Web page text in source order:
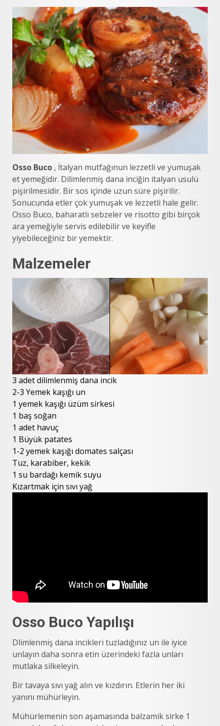
Osso Buco , İtalyan mutfağınun lezzetli ve yumuşak
et yemeğidir. Dilimlenmiş dana inciğin italyan usulü
pişirilmesidir. Bir sos içinde uzun süre pişirilir.
Sonucunda etler çok yumuşak ve lezzetli hale gelir.
Osso Buco, baharatlı sebzeler ve risotto gibi birçok
ara yemeğiyle servis edilebilir ve keyifle
yiyebileceğiniz bir yemektir.
Malzemeler
3 adet dilimlenmiş dana incik
2-3 Yemek kaşığı un
1 yemek kaşığı üzüm sirkesi
1 baş soğan
1 adet havuç
1 Büyük patates
1-2 yemek kaşığı domates salçası
Tuz, karabiber, kekik
1 su bardağı kemik suyu
Kızartmak için sıvı yağ
Osso Buco Yapılışı
Dlimlenmiş dana incikleri tuzladığınız un ile iyice
unlayın daha sonra etin üzerindeki fazla unları
mutlaka silkeleyin.
Bir tavaya sıvı yağ alın ve kızdırın. Etlerin her iki
yanını mühürleyin.
Mühürlemenin son aşamasında balzamik sirke 1